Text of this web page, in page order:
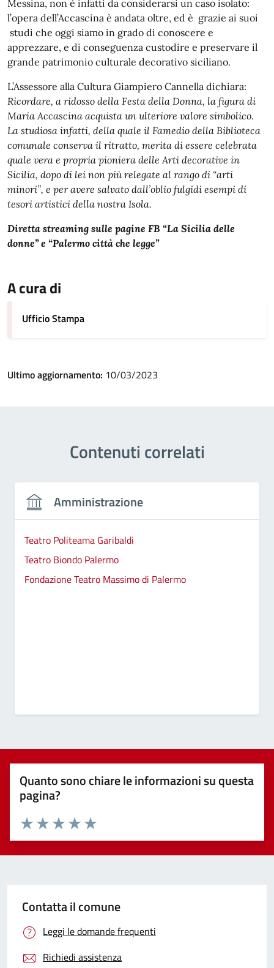
Messina, non è infatti da considerarsi un caso isolato:
l’opera dell’Accascina è andata oltre, ed è grazie ai suoi
studi che oggi siamo in grado di conoscere e
apprezzare, e di conseguenza custodire e preservare il
grande patrimonio culturale decorativo siciliano.
L’Assessore alla Cultura Giampiero Cannella dichiara:
Ricordare, a ridosso della Festa della Donna, la figura di
Maria Accascina acquista un ulteriore valore simbolico.
La studiosa infatti, della quale il Famedio della Biblioteca
comunale conserva il ritratto, merita di essere celebrata
quale vera e propria pioniera delle Arti decorative in
Sicilia, dopo di lei non più relegate al rango di “arti
minori”, e per avere salvato dall’oblio fulgidi esempi di
tesori artistici della nostra Isola.
Diretta streaming sulle pagine FB “La Sicilia delle
donne” e “Palermo città che legge”
A cura di
Ufficio Stampa
Ultimo aggiornamento: 10/03/2023
Contenuti correlati
Amministrazione
Teatro Politeama Garibaldi
Teatro Biondo Palermo
Fondazione Teatro Massimo di Palermo
Quanto sono chiare le informazioni su questa
pagina?
Valuta 5 stelle su 5
Valuta 4 stelle su 5
Valuta 3 stelle su 5
Valuta 2 stelle su 5
Valuta 1 stelle su 5
Contatta il comune
Leggi le domande frequenti
Richiedi assistenza